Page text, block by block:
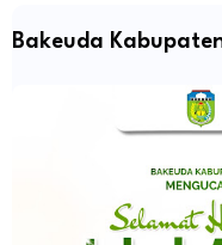
Bakeuda